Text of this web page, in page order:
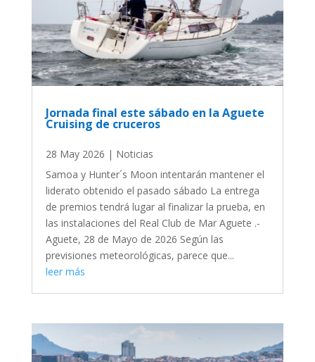
Jornada final este sábado en la Aguete
Cruising de cruceros
28 May 2026 | Noticias
Samoa y Hunter´s Moon intentarán mantener el
liderato obtenido el pasado sábado La entrega
de premios tendrá lugar al finalizar la prueba, en
las instalaciones del Real Club de Mar Aguete .-
Aguete, 28 de Mayo de 2026 Según las
previsiones meteorológicas, parece que...
leer más